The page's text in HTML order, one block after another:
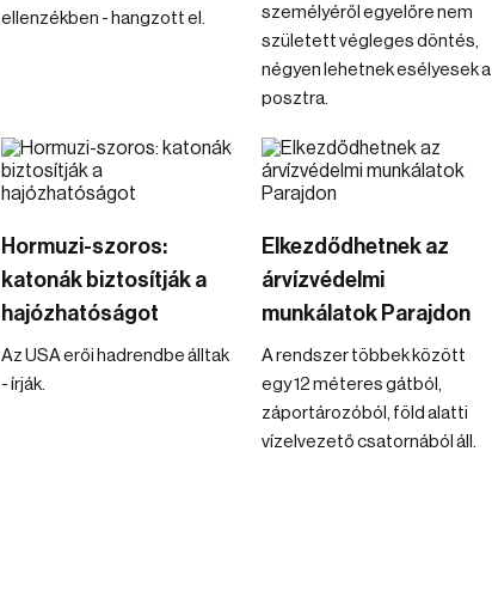
ellenzékben - hangzott el.
személyéről egyelőre nem
született végleges döntés,
négyen lehetnek esélyesek a
posztra.
Hormuzi-szoros:
katonák biztosítják a
hajózhatóságot
Az USA erői hadrendbe álltak
- írják.
Elkezdődhetnek az
árvízvédelmi
munkálatok Parajdon
A rendszer többek között
egy 12 méteres gátból,
záportározóból, föld alatti
vízelvezető csatornából áll.